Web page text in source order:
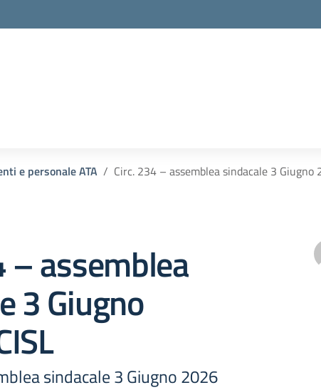
e personale ATA Circ. 234 – assemblea sindacale 3 Giugno
– assemblea
3 Giugno
sindacale 3 Giugno 2026